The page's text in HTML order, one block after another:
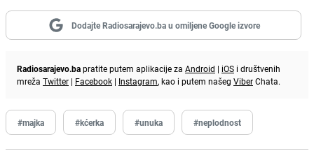
Dodajte Radiosarajevo.ba u omiljene Google izvore
Radiosarajevo.bapratite putem aplikacije za Android | iOS i društvenih
mreža Twitter | Facebook | Instagram, kao i putem našeg ViberChata.
#majka #kćerka #unuka #neplodnost